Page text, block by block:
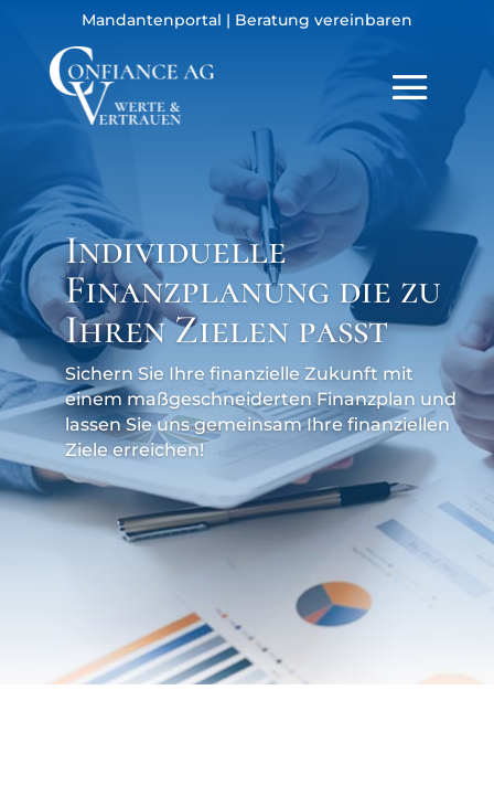
Mandantenportal | Beratung vereinbaren
Individuelle
Finanzplanung die zu
Ihren Zielen passt
Sichern Sie Ihre finanzielle Zukunft mit
einem maßgeschneiderten Finanzplan und
lassen Sie uns gemeinsam Ihre finanziellen
Ziele erreichen!